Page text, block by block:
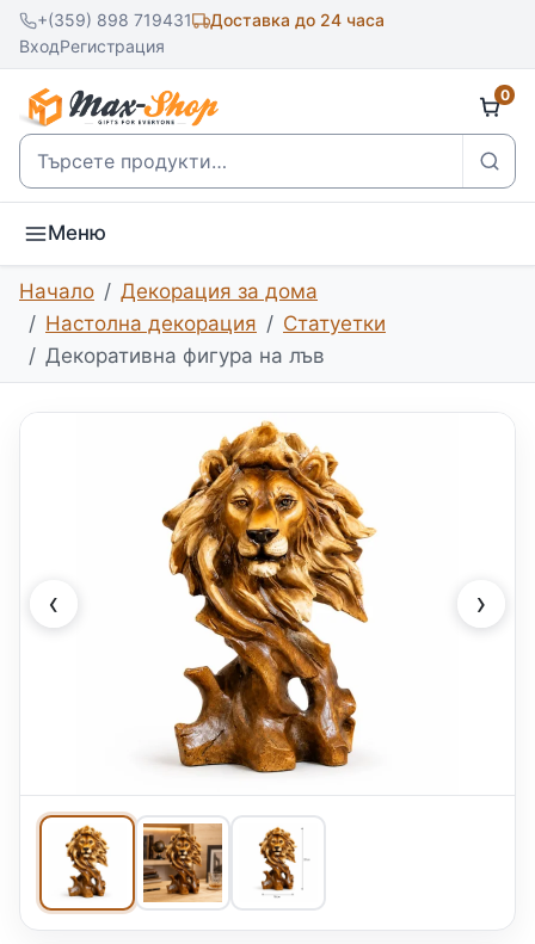
+(359) 898 719431
Доставка до 24 часа
ВходРегистрация
Търсене
0
Меню
Начало
Декорация за дома
Настолна декорация
Статуетки
Декоративна фигура на лъв
‹ ›